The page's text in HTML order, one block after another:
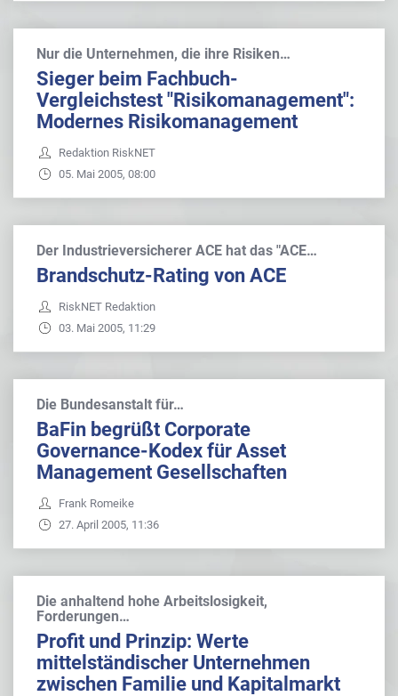
Nur die Unternehmen, die ihre Risiken…
Sieger beim Fachbuch-
Vergleichstest "Risikomanagement":
Modernes Risikomanagement
Redaktion RiskNET
05. Mai 2005, 08:00
Der Industrieversicherer ACE hat das "ACE…
Brandschutz-Rating von ACE
RiskNET Redaktion
03. Mai 2005, 11:29
Die Bundesanstalt für…
BaFin begrüßt Corporate
Governance-Kodex für Asset
Management Gesellschaften
Frank Romeike
27. April 2005, 11:36
Die anhaltend hohe Arbeitslosigkeit,
Forderungen…
Profit und Prinzip: Werte
mittelständischer Unternehmen
zwischen Familie und Kapitalmarkt